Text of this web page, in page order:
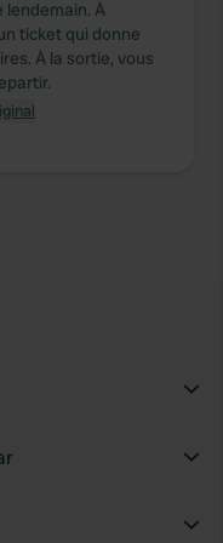
lendemain. À
ticket qui donne
À la sortie, vous